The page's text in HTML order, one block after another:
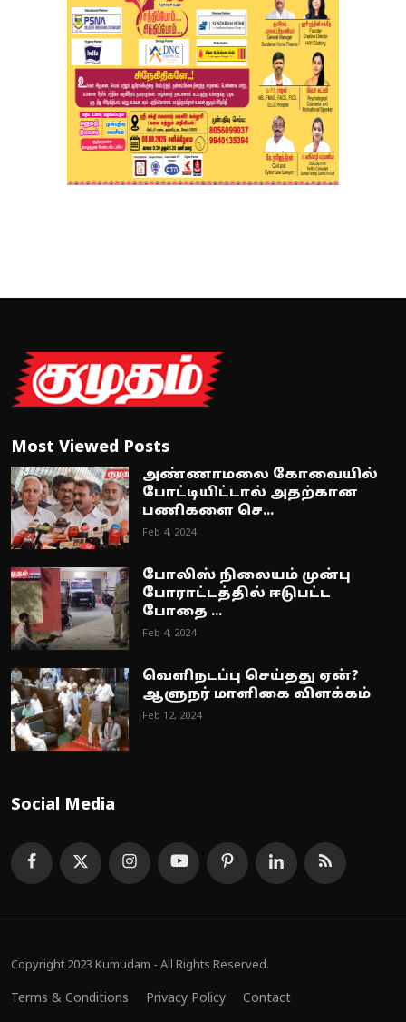
Most Viewed Posts
அண்ணாமலை கோவையில்
போட்டியிட்டால் அதற்கான
பணிகளை செ...
Feb 4, 2024
போலிஸ் நிலையம் முன்பு
போராட்டத்தில் ஈடுபட்ட
போதை ...
Feb 4, 2024
வெளிநடப்பு செய்தது ஏன்?
ஆளுநர் மாளிகை விளக்கம்
Feb 12, 2024
Social Media
Copyright 2023 Kumudam - All Rights Reserved.
Terms & Conditions Privacy Policy Contact